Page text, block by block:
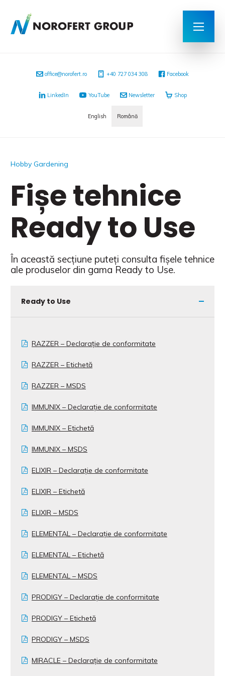
office@norofert.ro ‭+40 727 034 308 Facebook
LinkedIn YouTube Newsletter Shop
English Română
Hobby Gardening
Fișe tehnice
Ready to Use
În această secțiune puteți consulta fișele tehnice
ale produselor din gama Ready to Use.
Ready to Use
RAZZER – Declarație de conformitate
RAZZER – Etichetă
RAZZER – MSDS
IMMUNIX – Declarație de conformitate
IMMUNIX – Etichetă
IMMUNIX – MSDS
ELIXIR – Declarație de conformitate
ELIXIR – Etichetă
ELIXIR – MSDS
ELEMENTAL – Declarație de conformitate
ELEMENTAL – Etichetă
ELEMENTAL – MSDS
PRODIGY – Declarație de conformitate
PRODIGY – Etichetă
PRODIGY – MSDS
MIRACLE – Declarație de conformitate